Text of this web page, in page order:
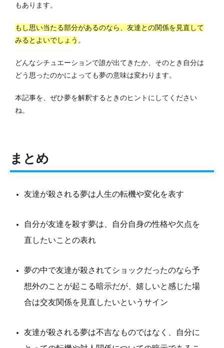
もあります。
もし思い当たる部分があるのなら、友達との関係を見直して
みるとよいでしょう 。
どんなシチュエーションで誰が出てきたか、そのとき自分は
どう思ったのかによっても夢の意味は変わります。
本記事を、ぜひ夢を解釈するときのヒントにしてください
ね。
まとめ
友達が殺される夢は人生の転機や変化を表す
自分が友達を殺す夢は、自分自身の性格や欠点を
直したいことの表れ
夢の中で友達が殺されてショックだったのなら予
想外のことが起こる暗示だが、嬉しいと感じた場
合は交友関係を見直したいというサイン
友達が殺される夢は不吉なものではなく、自分に